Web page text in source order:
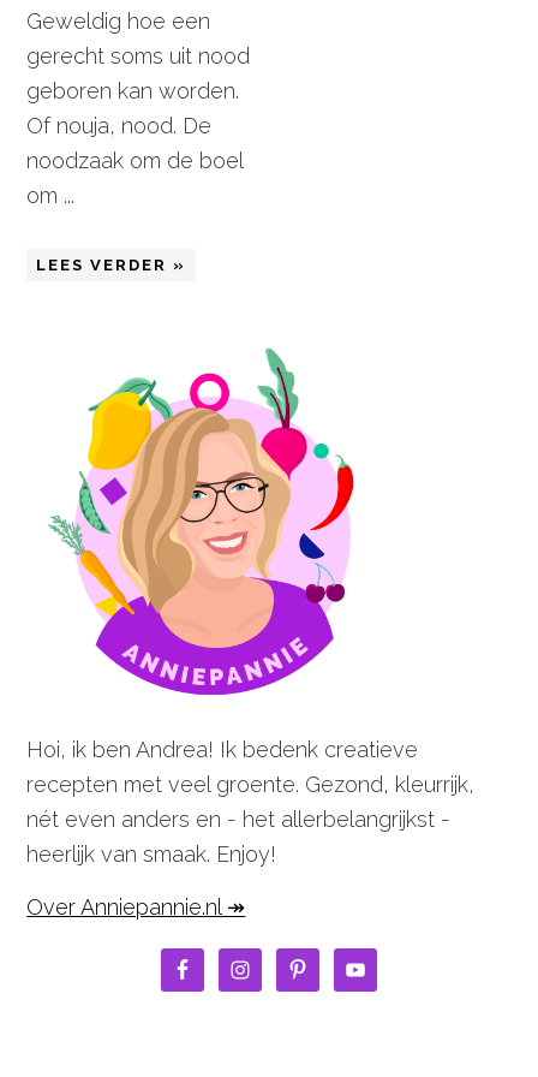
Geweldig hoe een
gerecht soms uit nood
geboren kan worden.
Of nouja, nood. De
noodzaak om de boel
om ...
LEES VERDER »
Hoi, ik ben Andrea! Ik bedenk creatieve
recepten met veel groente. Gezond, kleurrijk,
nét even anders en - het allerbelangrijkst -
heerlijk van smaak. Enjoy!
Over Anniepannie.nl ↠